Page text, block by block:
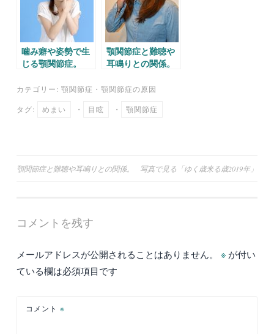
噛み癖や姿勢で生
じる顎関節症。
顎関節症と難聴や
耳鳴りとの関係。
カテゴリー: 顎関節症 ・ 顎関節症の原因
タグ: めまい ・ 目眩 ・ 顎関節症
投
ビ
ー
シ
顎関節症と難聴や耳鳴りとの関係。 写真で見る「ゆく歳来る歳2019年」
コメントを残す
メールアドレスが公開されることはありません。 ※ が付い
ている欄は必須項目です
コメント ※